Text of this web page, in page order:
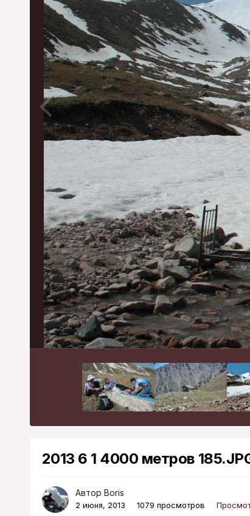
2013 6 1 4000 метров
Автор Boris
2 июня, 2013 1079 просмотров